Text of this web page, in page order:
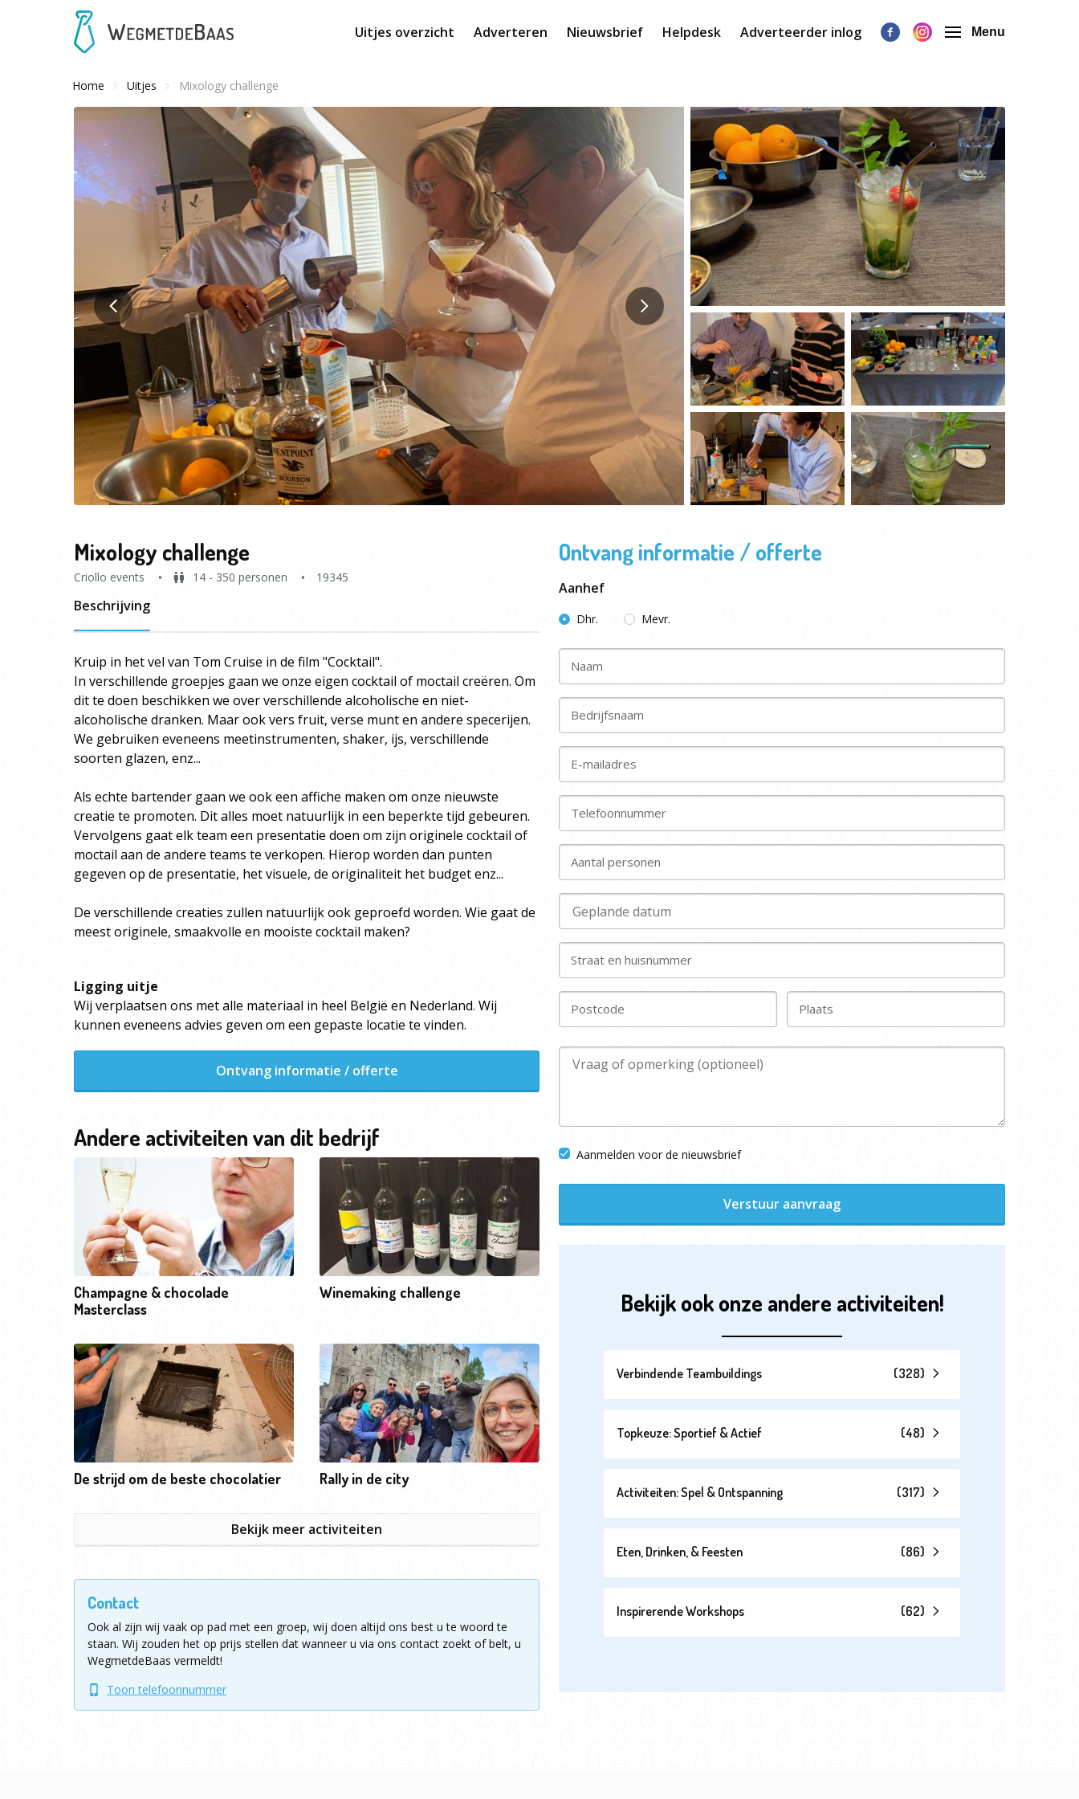
Uitjes overzicht Adverteren Nieuwsbrief Helpdesk Adverteerder inlog Menu
Home Uitjes Mixology challenge
Mixology challenge
Criollo events 14 - 350 personen 19345
Beschrijving
Kruip in het vel van Tom Cruise in de film "Cocktail".
In verschillende groepjes gaan we onze eigen cocktail of moctail creëren. Om
dit te doen beschikken we over verschillende alcoholische en niet-
alcoholische dranken. Maar ook vers fruit, verse munt en andere specerijen.
We gebruiken eveneens meetinstrumenten, shaker, ijs, verschillende
soorten glazen, enz...
Als echte bartender gaan we ook een affiche maken om onze nieuwste
creatie te promoten. Dit alles moet natuurlijk in een beperkte tijd gebeuren.
Vervolgens gaat elk team een presentatie doen om zijn originele cocktail of
moctail aan de andere teams te verkopen. Hierop worden dan punten
gegeven op de presentatie, het visuele, de originaliteit het budget enz...
De verschillende creaties zullen natuurlijk ook geproefd worden. Wie gaat de
meest originele, smaakvolle en mooiste cocktail maken?
Ligging uitje
Wij verplaatsen ons met alle materiaal in heel België en Nederland. Wij
kunnen eveneens advies geven om een gepaste locatie te vinden.
Ontvang informatie / offerte
Andere activiteiten van dit bedrijf
Champagne & chocolade
Masterclass
Winemaking challenge
De strijd om de beste chocolatier Rally in de city
Bekijk meer activiteiten
Contact
Ook al zijn wij vaak op pad met een groep, wij doen altijd ons best u te woord te
staan. Wij zouden het op prijs stellen dat wanneer u via ons contact zoekt of belt, u
WegmetdeBaas vermeldt!
Toon telefoonnummer
Ontvang informatie / offerte
Aanhef
Dhr. Mevr.
Naam
Bedrijfsnaam
E-mailadres
Telefoonnummer
Aantal personen
Straat en huisnummer
Postcode Plaats
Aanmelden voor de nieuwsbrief
Verstuur aanvraag
Bekijk ook onze andere activiteiten!
Verbindende Teambuildings (328)
Topkeuze: Sportief & Actief (48)
Activiteiten: Spel & Ontspanning (317)
Eten, Drinken, & Feesten (86)
Inspirerende Workshops (62)